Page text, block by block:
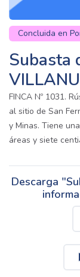
Concluida en
Subasta
FINCA Nº 1031.
al sitio de San
y Minas. Tiene
áreas y siete
Descarga